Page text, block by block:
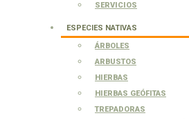
SERVICIOS
ESPECIES NATIVAS
ÁRBOLES
ARBUSTOS
HIERBAS
HIERBAS GEÓFITAS
TREPADORAS